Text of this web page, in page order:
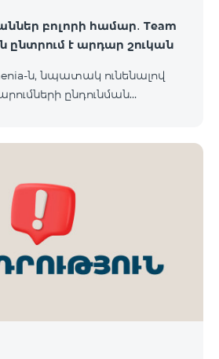
Amedia 2 HD Amedia Premium
(ОРТ) «Первый
ցուցադրությունը
(catch-up-ի
ևս հասանելի չէ):
բոլորի համար․ Team
ն ընտրում է արդար շուկան
ն, նպատակ ունենալով
ընդունման
Շիֆթ» ՍՊԸ, «Իդրամ»
և «Թել-Սել» ԲԲԸ
ընկերությունների կողմից
ին առաջարկված
էին ծառայությունների